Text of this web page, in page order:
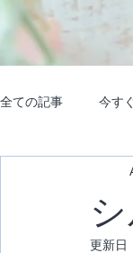
全ての記事 今す
更新日